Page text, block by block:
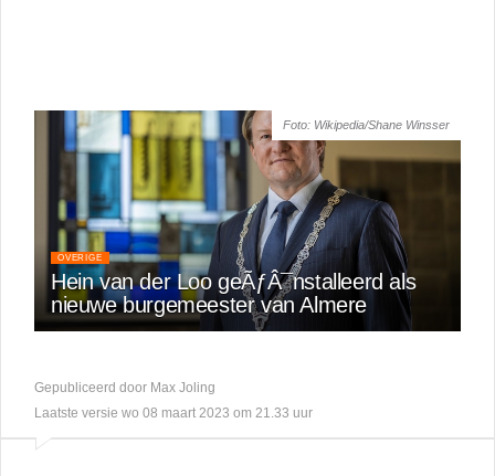
Foto: Wikipedia/Shane Winsser
OVERIGE
Hein van der Loo geÃƒÂ¯nstalleerd als
nieuwe burgemeester van Almere
Gepubliceerd door Max Joling
Laatste versie wo 08 maart 2023 om 21.33 uur